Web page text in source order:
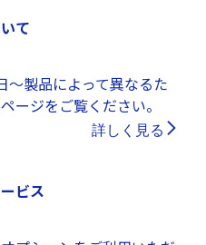
て
～製品によって異なるた
ージをご覧ください。
詳しく見る
ビス